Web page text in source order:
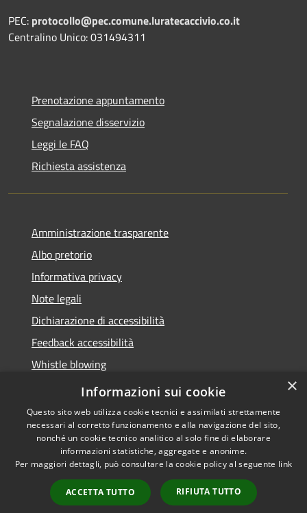
PEC: protocollo@pec.comune.luratecaccivio.co.it
Centralino Unico: 031494311
Prenotazione appuntamento
Segnalazione disservizio
Leggi le FAQ
Richiesta assistenza
Amministrazione trasparente
Albo pretorio
Informativa privacy
Note legali
Dichiarazione di accessibilità
Feedback accessibilità
Whistle blowing
Titolare potere sostitutivo
Accessibilità
Copyright © 2026 • Comune di
Lurate Caccivio • Powered by
Municipium•
Accesso
redazione
×
Informazioni sui cookie
Questo sito web utilizza cookie tecnici e assimilati strettamente
necessari al corretto funzionamento e alla navigazione del sito,
nonché un cookie tecnico analitico al solo fine di elaborare
informazioni statistiche, aggregate e anonime.
Per maggiori dettagli, può consultare la cookie policy al seguente link
ACCETTA TUTTO RIFIUTA TUTTO